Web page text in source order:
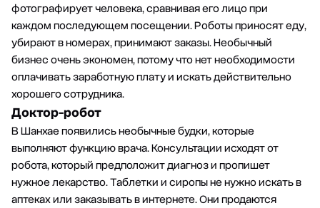
фотографирует человека, сравнивая его лицо при
каждом последующем посещении. Роботы приносят еду,
убирают в номерах, принимают заказы. Необычный
бизнес очень экономен, потому что нет необходимости
оплачивать заработную плату и искать действительно
хорошего сотрудника.
Доктор-робот
В Шанхае появились необычные будки, которые
выполняют функцию врача. Консультации исходят от
робота, который предположит диагноз и пропишет
нужное лекарство. Таблетки и сиропы не нужно искать в
аптеках или заказывать в интернете. Они продаются